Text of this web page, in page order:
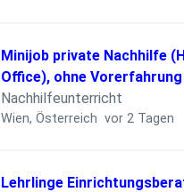
Minijob private Nachhilfe
Office), ohne Vorerfahrung
Nachhilfeunterricht
Wien, Österreich Veröffentlicht
vor 2 Tagen
Lehrlinge